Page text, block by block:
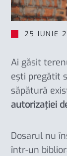
25 IUNIE
Ai găsit
ești pregătit
săpătură
autorizației
Dosarul nu
într-un